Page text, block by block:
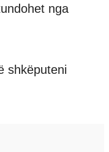
nga
shkëputeni